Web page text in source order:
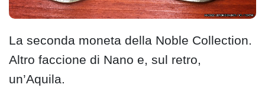
La seconda moneta della Noble Collection.
Altro faccione di Nano e, sul retro,
un’Aquila.